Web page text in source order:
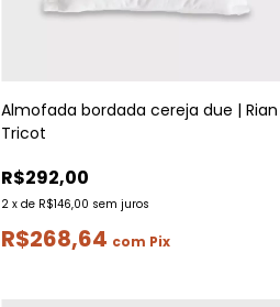
Almofada bordada cereja due | Rian
Tricot
R$292,00
2 x de R$146,00 sem juros
R$268,64 com Pix